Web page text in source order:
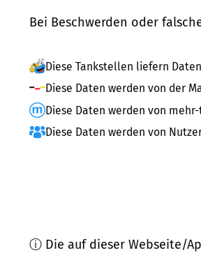
Bei Beschwerden oder
Diese Tankstellen liefern
Diese Daten werden von der
Diese Daten werden von
Diese Daten werden von
ⓘ Die auf dieser Webseite/